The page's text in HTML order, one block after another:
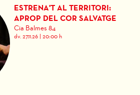
ESTRENA'T AL TERRITORI:
APROP DEL COR SALVATGE
Cia Balmes 84
dv. 27.11.26 |20:00 h